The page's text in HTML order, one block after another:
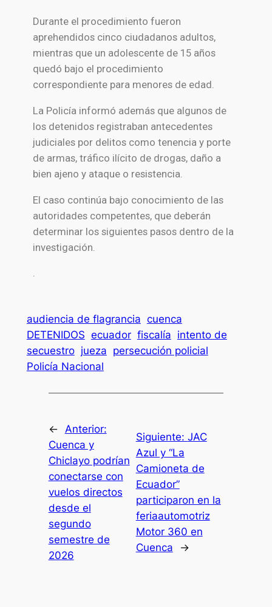
Durante el procedimiento fueron
aprehendidos cinco ciudadanos adultos,
mientras que un adolescente de 15 años
quedó bajo el procedimiento
correspondiente para menores de edad.
La Policía informó además que algunos de
los detenidos registraban antecedentes
judiciales por delitos como tenencia y porte
de armas, tráfico ilícito de drogas, daño a
bien ajeno y ataque o resistencia.
El caso continúa bajo conocimiento de las
autoridades competentes, que deberán
determinar los siguientes pasos dentro de la
investigación.
.
audiencia de flagrancia cuenca
DETENIDOS ecuador fiscalía intento de
secuestro jueza persecución policial
Policía Nacional
← Anterior:
Cuenca y
Chiclayo podrían
conectarse con
vuelos directos
desde el
segundo
semestre de
2026
Siguiente: JAC
Azul y “La
Camioneta de
Ecuador”
participaron en la
feriaautomotriz
Motor 360 en
Cuenca
→